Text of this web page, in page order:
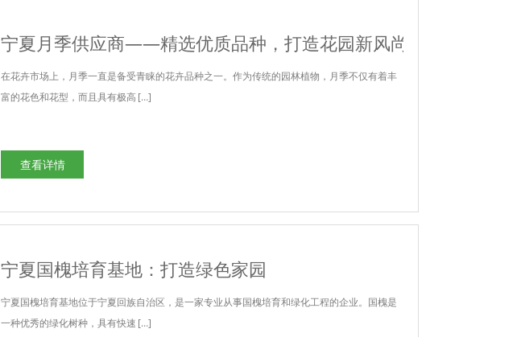
宁夏月季供应商——精选优质品种，打造花园新风尚
在花卉市场上，月季一直是备受青睐的花卉品种之一。作为传统的园林植物，月季不仅有着丰
富的花色和花型，而且具有极高 […]
查看详情
宁夏国槐培育基地：打造绿色家园
宁夏国槐培育基地位于宁夏回族自治区，是一家专业从事国槐培育和绿化工程的企业。国槐是
一种优秀的绿化树种，具有快速 […]